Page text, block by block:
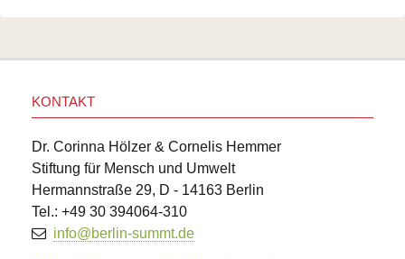
KONTAKT
Dr. Corinna Hölzer & Cornelis Hemmer
Stiftung für Mensch und Umwelt
Hermannstraße 29, D - 14163 Berlin
Tel.: +49 30 394064-310
info@berlin-summt.de